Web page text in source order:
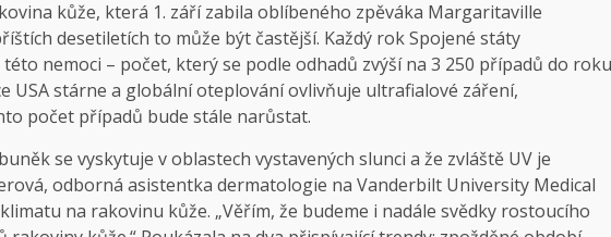
kůže, která 1. září zabila oblíbeného zpěváka Margaritaville
desetiletích to může být častější. Každý rok Spojené státy
nemoci – počet, který se podle odhadů zvýší na 3 250 případů do roku
USA stárne a globální oteplování ovlivňuje ultrafialové záření,
počet případů bude stále narůstat.
se vyskytuje v oblastech vystavených slunci a že zvláště UV je
odborná asistentka dermatologie na Vanderbilt University Medical
na rakovinu kůže. „Věřím, že budeme i nadále svědky rostoucího